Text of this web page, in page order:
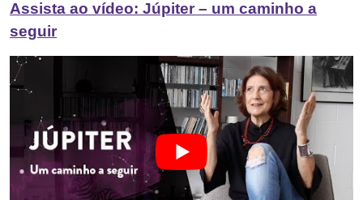
Assista ao vídeo: Júpiter – um caminho a
seguir